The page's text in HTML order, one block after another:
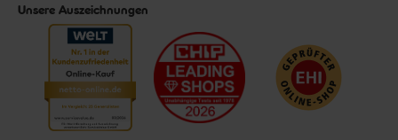
Unsere Auszeichnungen